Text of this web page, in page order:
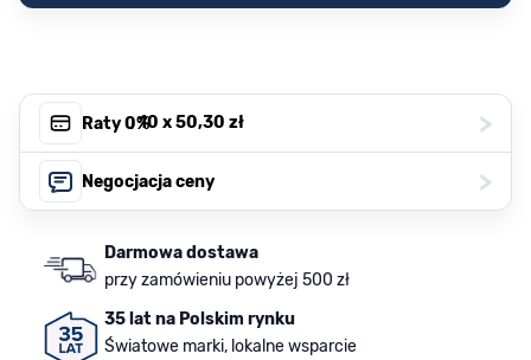
Raty 0%, 10 x50,30 zł >
Negocjacja ceny >
Darmowa dostawa
przy zamówieniu powyżej 500 zł
35 lat na Polskim rynku
Światowe marki, lokalne wsparcie